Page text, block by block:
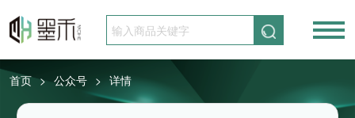
免费注册
首页 > 公众号 > 详情